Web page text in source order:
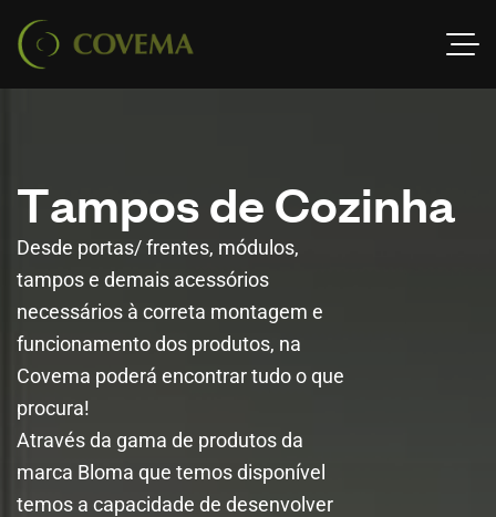
Tamposde Cozinha
Desde portas/ frentes, módulos,
tampos e demais acessórios
necessários à correta montagem e
funcionamento dos produtos, na
Covema poderá encontrar tudo o que
procura!
Através da gama de produtos da
marca Bloma que temos disponível
temos a capacidade de desenvolver